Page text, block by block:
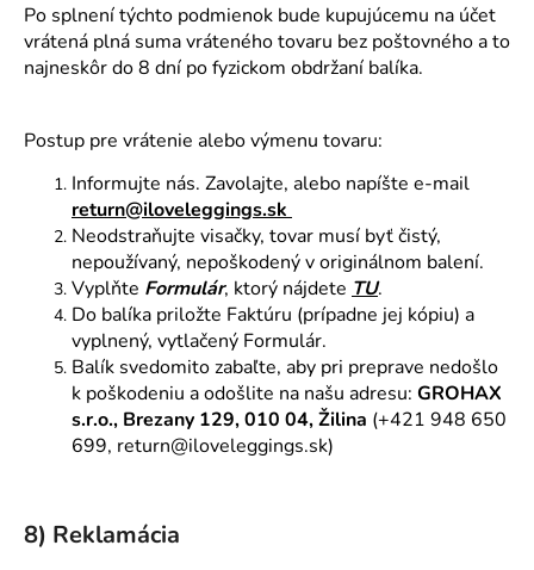
Po splnení týchto podmienok bude kupujúcemu na účet
vrátená plná suma vráteného tovaru bez poštovného a to
najneskôr do 8 dní po fyzickom obdržaní balíka.
Postup pre vrátenie alebo výmenu tovaru:
Informujte nás. Zavolajte, alebo napíšte e-mail
return@iloveleggings.sk
Neodstraňujte visačky, tovar musí byť čistý,
nepoužívaný, nepoškodený v originálnom balení.
Vyplňte Formulár, ktorý nájdete TU.
Do balíka priložte Faktúru (prípadne jej kópiu) a
vyplnený, vytlačený Formulár.
Balík svedomito zabaľte, aby pri preprave nedošlo
k poškodeniu a odošlite na našu adresu: GROHAX
s.r.o., Brezany 129, 010 04, Žilina (+421 948 650
699, return@iloveleggings.sk)
8) Reklamácia